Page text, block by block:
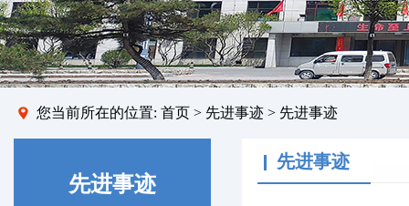
您当前所在的位置: 首页 > 先进事迹 > 先进事迹
先进事迹
先进事迹